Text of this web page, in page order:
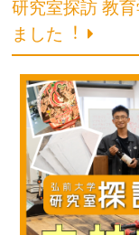
研究室探訪 教
ました︕